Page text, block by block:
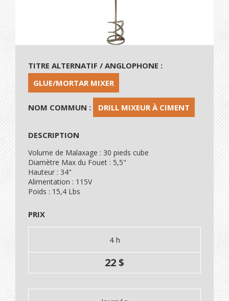
TITRE ALTERNATIF / ANGLOPHONE :
GLUE/MORTAR MIXER
NOM COMMUN : DRILL MIXEUR À CIMENT
DESCRIPTION
Volume de Malaxage : 30 pieds cube
Diamètre Max du Fouet : 5,5"
Hauteur : 34"
Alimentation : 115V
Poids : 15,4 Lbs
PRIX
4 h
22 $